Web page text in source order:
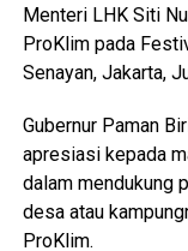
Menteri LHK Siti
ProKlim pada
Senayan, Jakarta,
Gubernur Paman
apresiasi kepada
dalam mendukung
desa atau
ProKlim.